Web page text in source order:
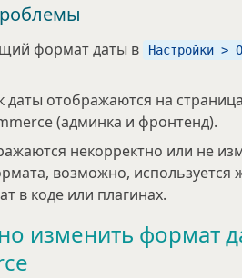
формат даты в Настройки >
даты отображаются на
(админка и фронтенд).
некорректно или не
возможно, используется
в коде или плагинах.
изменить формат